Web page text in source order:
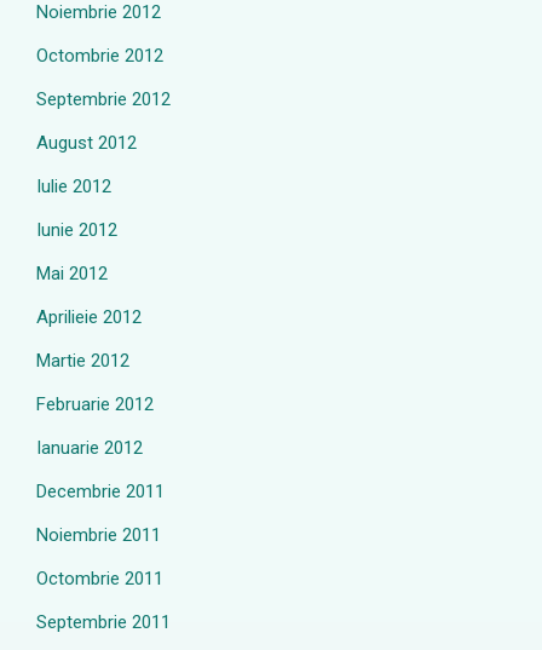
Noiembrie 2012
Octombrie 2012
Septembrie 2012
August 2012
Iulie 2012
Iunie 2012
Mai 2012
Aprilieie 2012
Martie 2012
Februarie 2012
Ianuarie 2012
Decembrie 2011
Noiembrie 2011
Octombrie 2011
Septembrie 2011